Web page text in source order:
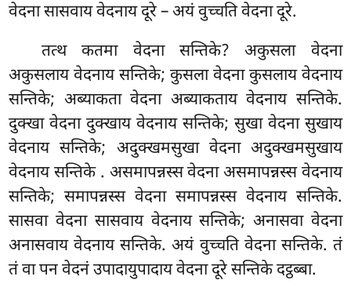
वेदना सासवाय वेदनाय दूरे – अयं वुच्चति वेदना दूरे.
तत्थ कतमा वेदना सन्तिके? अकुसला वेदना
अकुसलायवेदनाय सन्तिके; कुसला वेदना कुसलाय वेदनाय
सन्तिके; अब्याकतावेदना अब्याकताय वेदनाय सन्तिके.
दुक्खा वेदना दुक्खाय वेदनाय सन्तिके; सुखा वेदना सुखाय
वेदनाय सन्तिके; अदुक्खमसुखा वेदना अदुक्खमसुखाय
वेदनाय सन्तिके . असमापन्नस्स वेदना असमापन्नस्स वेदनाय
सन्तिके; समापन्नस्स वेदना समापन्नस्स वेदनाय सन्तिके.
सासवा वेदना सासवाय वेदनाय सन्तिके; अनासवा वेदना
अनासवाय वेदनाय सन्तिके. अयं वुच्चति वेदना सन्तिके. तं
तं वा पन वेदनं उपादायुपादाय वेदना दूरे सन्तिके दट्ठब्बा.